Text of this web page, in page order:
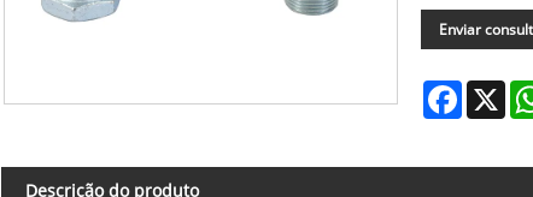
Enviar
X
Descrição do produto